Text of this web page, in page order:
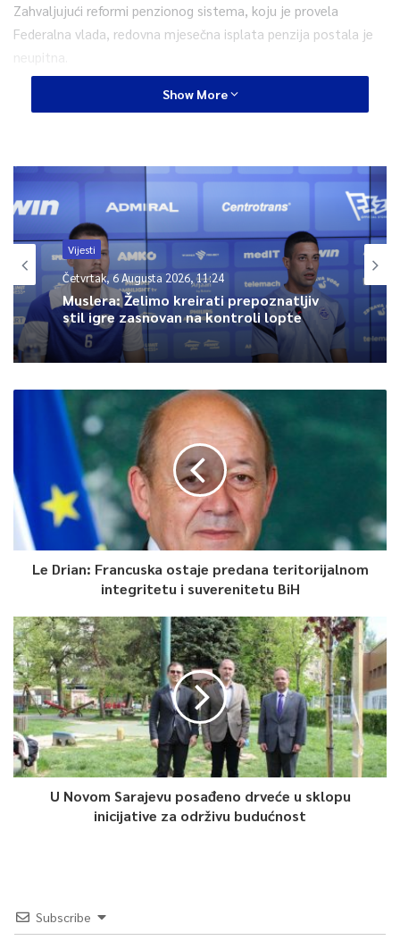
Zahvaljujući reformi penzionog sistema, koju je provela
Federalna vlada, redovna mjesečna isplata penzija postala je
neupitna.
0
Show More
Vijesti
Četvrtak, 6 Augusta 2026, 11:24
Muslera: Želimo kreirati prepoznatljiv
stil igre zasnovan na kontroli lopte
Le Drian: Francuska ostaje predana teritorijalnom
integritetu i suverenitetu BiH
U Novom Sarajevu posađeno drveće u sklopu
inicijative za održivu budućnost
Subscribe